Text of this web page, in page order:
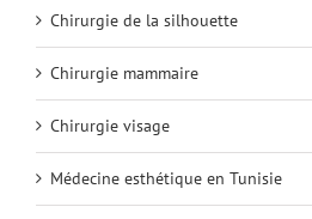
Chirurgie de la silhouette
Chirurgie mammaire
Chirurgie visage
Médecine esthétique en Tunisie